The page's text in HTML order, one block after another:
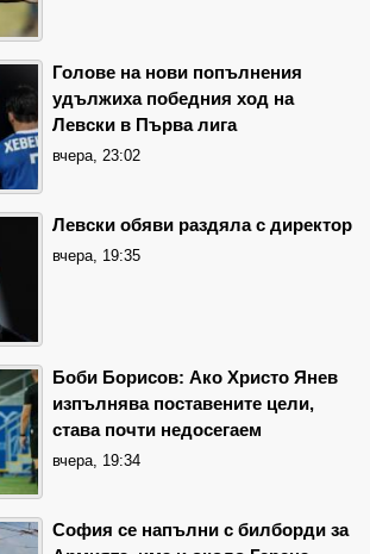
Голове на нови попълнения
удължиха победния ход на
Левски в Първа лига
вчера, 23:02
Левски обяви раздяла с директор
вчера, 19:35
Боби Борисов: Ако Христо Янев
изпълнява поставените цели,
става почти недосегаем
вчера, 19:34
София се напълни с билборди за